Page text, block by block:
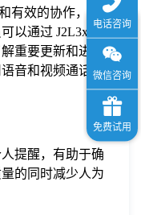
有效的协作，因
以通过 J2L3x 在
重要更新和进
音和视频通话功
提醒，有助于确
的同时减少人为